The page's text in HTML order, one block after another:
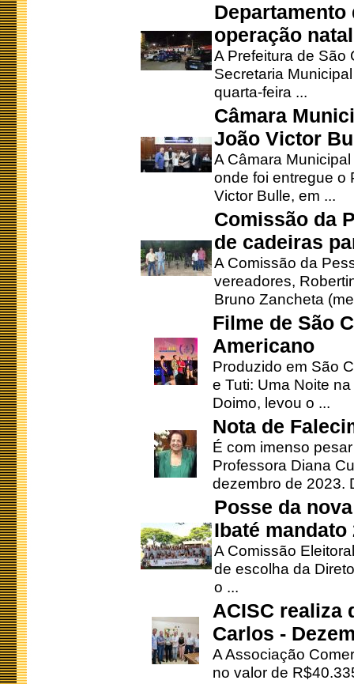
operação
A Prefeitura de São
Secretaria
quarta-feira ...
Câmara
João Victor
A Câmara
onde foi entregue o
Victor Bulle, em ...
Comissão da
de cadeiras
A Comissão da
vereadores,
Bruno Zancheta
Filme de São
Americano
Produzido em São
e Tuti: Uma Noite
Doimo, levou o ...
Nota de
É com imenso
Professora Diana
dezembro de 2023.
Posse da
Ibaté mandato
A Comissão
de escolha da
o ...
ACISC realiza
Carlos -
A Associação
no valor de